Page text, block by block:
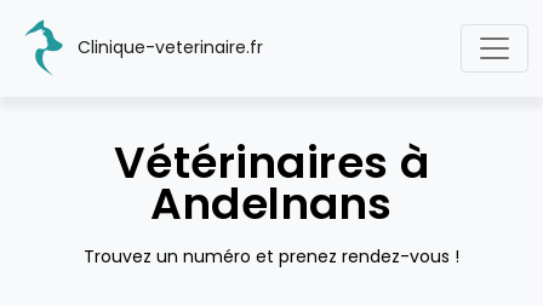
Clinique-veterinaire.fr
Vétérinaires à
Andelnans
Trouvez un numéro et prenez rendez-vous !